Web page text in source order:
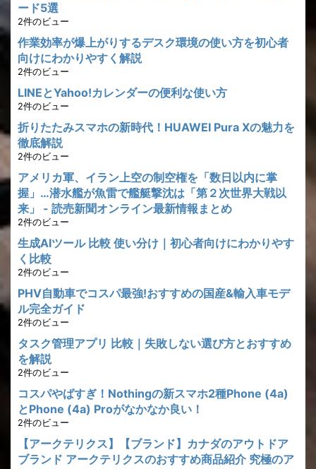
ード5選
2件のビュー
作業効率が爆上がりするデスク環境の使い方を初心者
向けにわかりやすく解説
2件のビュー
LINEとYahoo!カレンダーの便利な使い方
2件のビュー
折りたたみスマホの新時代！HUAWEI Pura Xの魅力を
徹底解説
2件のビュー
アメリカ軍、イラン上空の制空権を「数日以内に掌
握」…潜水艦が魚雷で艦艇撃沈は「第２次世界大戦以
来」 - 読売新聞オンライン最新情報まとめ
2件のビュー
生成AIツール 比較 使い分け｜初心者向けにわかりやす
く比較
2件のビュー
PHV自動車でコスパ最強!おすすめの国産&輸入車モデ
ル完全ガイド
2件のビュー
タスク管理アプリ 比較｜失敗しない選び方とおすすめ
を解説
2件のビュー
コスパやばすぎ！Nothingの新スマホ2種Phone (4a)
とPhone (4a) Proがなかなか良い！
2件のビュー
【アークテリクス】【ブランド】カナダのアウトドア
ブランド アークテリクスのおすすめ商品紹介 究極のア